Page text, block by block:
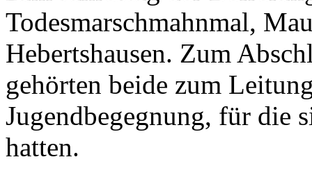
Todesmarschmahnmal,
Hebertshausen. Zum
gehörten beide zum
Jugendbegegnung, für die
hatten.